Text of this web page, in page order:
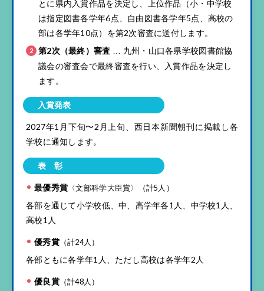
とに県内入賞作品を決定し、上位作品（小・中学校
は指定図書各学年6点、自由図書各学年5点、高校の
部は各学年10点）を第2次審査に送付します。
第2次（最終）審査
九州・山口各県学校図書館協
議会の審査会で最終審査を行い、入賞作品を決定し
ます。
入賞発表
2027年1月下旬〜2月上旬、西日本新聞朝刊に掲載し各
学校に通知します。
表 彰
最優秀賞 〈文部科学大臣賞〉（計5人）
各部を通じて小学校低、中、高学年各1人、中学校1人、
高校1人
優秀賞（計24人）
各部ともに各学年1人、ただし高校は各学年2人
優良賞（計48人）